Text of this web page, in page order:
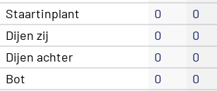
Staartinplant
0
0
Dijen zij
0
0
Dijen achter
0
0
Bot
0
0